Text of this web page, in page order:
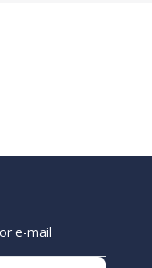
e-mail